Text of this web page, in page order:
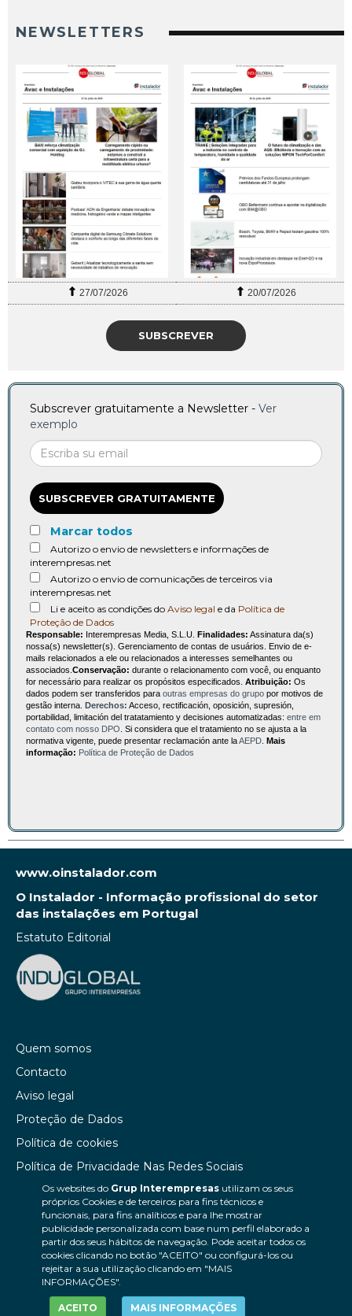
Os websites do Grup Interempresasutilizam os seus
próprios Cookies e de terceiros para fins técnicos e
funcionais, para fins analíticos e para lhe mostrar
publicidade personalizada com base num perfil elaborado a
partir dos seus hábitos de navegação. Pode aceitar todos os
cookies clicando no botão "ACEITO" ou configurá-los ou
rejeitar a sua utilização clicando em "MAIS
INFORMAÇÕES".
ACEITO MAIS INFORMAÇÕES
NEWSLETTERS
27/07/2026 20/07/2026
SUBSCREVER
Subscrever gratuitamente a Newsletter - Ver
exemplo
SUBSCREVER GRATUITAMENTE
Marcar todos
Autorizo o envio de newsletters e informações de
interempresas.net
Autorizo o envio de comunicações de terceiros via
interempresas.net
Li e aceito as condições do Aviso legal e da Política de
Proteção de Dados
Responsable: Interempresas Media, S.L.U. Finalidades: Assinatura da(s)
nossa(s) newsletter(s). Gerenciamento de contas de usuários. Envio de e-
mails relacionados a ele ou relacionados a interesses semelhantes ou
associados. Conservação: durante o relacionamento com você, ou enquanto
for necessário para realizar os propósitos especificados. Atribuição: Os
dados podem ser transferidos para outras empresas do grupo por motivos de
gestão interna. Derechos: Acceso, rectificación, oposición, supresión,
portabilidad, limitación del tratatamiento y decisiones automatizadas: entre em
contato com nosso DPO . Si considera que el tratamiento no se ajusta a la
normativa vigente, puede presentar reclamación ante laAEPD Mais
informação: Política de Proteção de Dados
www.oinstalador.com
O Instalador - Informação profissional do setor
das instalações em Portugal
Estatuto Editorial
Quem somos
Contacto
Aviso legal
Proteção de Dados
Política de cookies
Política de Privacidade Nas Redes Sociais
Canal de denúncias
Colaborações editoriais